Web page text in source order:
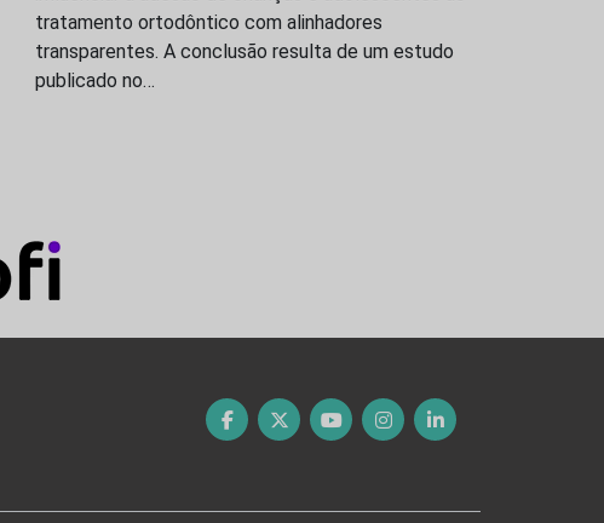
tratamento ortodôntico com alinhadores
transparentes. A conclusão resulta de um estudo
publicado no…